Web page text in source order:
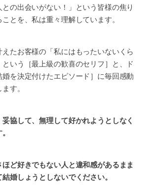
との出会いがない！」という皆様の焦り
とを、私は重々理解しています。
たお客様の「私にはもったいないくら
いう［最上級の歓喜のセリフ］と、ド
を決定付けたエピソード］に毎回感動
す。
協して、無理して好かれようとしなく
ど好きでもない人と違和感があるまま
婚しょうとしないでください。